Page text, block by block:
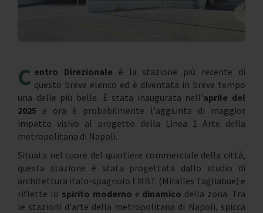
C entro Direzionale è la stazione più recente di
questo breve elenco ed è diventata in breve tempo
una delle più belle. È stata inaugurata nell'aprile del
2025 e ora è probabilmente l'aggiunta di maggior
impatto visivo al progetto della Linea 1 Arte della
metropolitana di Napoli.
Situata nel cuore del quartiere commerciale della città,
questa stazione è stata progettata dallo studio di
architettura italo-spagnolo EMBT (Miralles Tagliabue) e
riflette lo spirito moderno e dinamico della zona. Tra
le stazioni d'arte della metropolitana di Napoli, spicca